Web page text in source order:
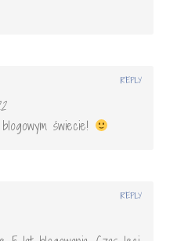
świecie!
REPLY
REPLY